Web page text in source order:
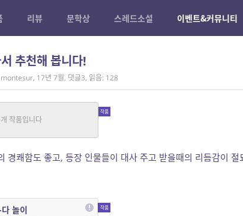
리뷰 문학상 스레드소설 이벤트&커뮤니티
추천해 봅니다!
montesur, 17년 7월, 댓글3, 읽음: 128
어느 일요일의 오후
일반 | Oo
경쾌함도 좋고, 등장 인물들이 대사 주고 받을때의 리듬감이 절
놀이